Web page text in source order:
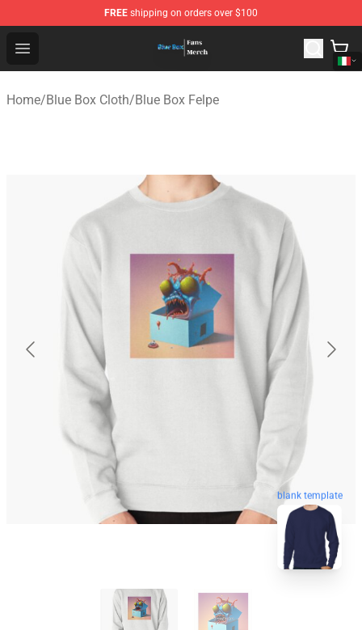
FREE shipping on orders over $100
Open menu
Blue Box Store - Official Blue Box Merchandise Shop
Home/Blue Box Cloth/Blue Box Felpe
blank template